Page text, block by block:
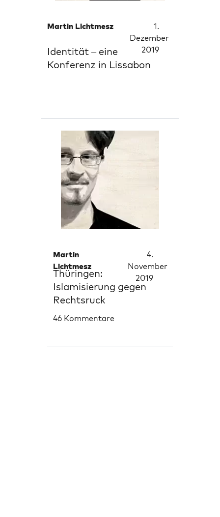
Martin Lichtmesz
1.
Dezember
2019
Identität – eine
Konferenz in Lissabon
Martin
Lichtmesz
4.
November
2019
Thüringen:
Islamisierung gegen
Rechtsruck
46 Kommentare